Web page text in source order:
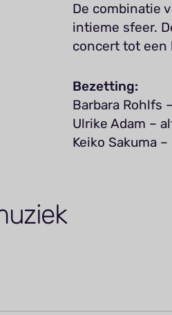
De combinatie
intieme sfeer.
concert tot een
Bezetting:
Barbara Rohlfs
Ulrike Adam –
Keiko Sakuma